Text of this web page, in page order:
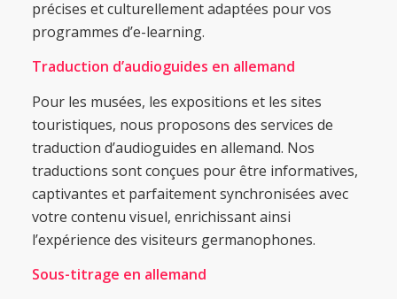
précises et culturellement adaptées pour vos
programmes d’e-learning.
Traduction d’audioguides en allemand
Pour les musées, les expositions et les sites
touristiques, nous proposons des services de
traduction d’audioguides en allemand. Nos
traductions sont conçues pour être informatives,
captivantes et parfaitement synchronisées avec
votre contenu visuel, enrichissant ainsi
l’expérience des visiteurs germanophones.
Sous-titrage en allemand